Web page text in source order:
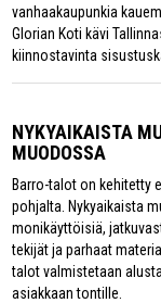
vanhaakaupunkia
Glorian Koti kävi
kiinnostavinta
NYKYAIKAISTA
MUODOSSA
Barro-talot on kehitetty
pohjalta. Nykyaikaista
monikäyttöisiä,
tekijät ja parhaat
talot valmistetaan
asiakkaan tontille.